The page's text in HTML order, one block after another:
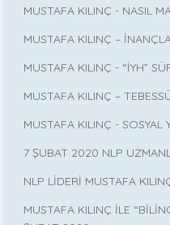
MUSTAFA KILINÇ - NASIL
MUSTAFA KILINÇ –
MUSTAFA KILINÇ - “İYH”
MUSTAFA KILINÇ –
MUSTAFA KILINÇ - SOSYAL
7 ŞUBAT 2020 NLP
NLP LİDERİ MUSTAFA
MUSTAFA KILINÇ İLE